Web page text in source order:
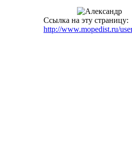
Ссылка на эту страницу:
http://www.mopedist.ru/